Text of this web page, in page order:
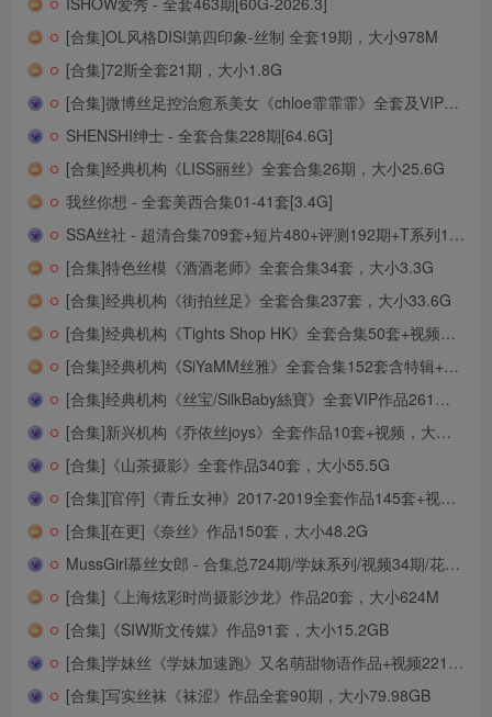
[合集]OL风格DISI第四印象-丝制 全套19期，大小978M
[合集]72斯全套21期，大小1.8G
[合集]微博丝足控治愈系美女《chloe霏霏霏》全套及VIP视频，大小16.9G
SHENSHI绅士 - 全套合集228期[64.6G]
[合集]经典机构《LISS丽丝》全套合集26期，大小25.6G
我丝你想 - 全套美西合集01-41套[3.4G]
SSA丝社 - 超清合集709套+短片480+评测192期+T系列120期(4K视频)[1982G-2025.10]
[合集]特色丝模《酒酒老师》全套合集34套，大小3.3G
[合集]经典机构《街拍丝足》全套合集237套，大小33.6G
[合集]经典机构《Tights Shop HK》全套合集50套+视频，大小4.19G
[合集]经典机构《SiYaMM丝雅》全套合集152套含特辑+视频，大小11.6G
[合集]经典机构《丝宝/SilkBaby絲寶》全套VIP作品261套含非常VIP/定制+视频，大小15.2G
[合集]新兴机构《乔依丝joys》全套作品10套+视频，大小7.17G
[合集]《山茶摄影》全套作品340套，大小55.5G
[合集][官停]《青丘女神》2017-2019全套作品145套+视频，大小33.2G
[合集][在更]《奈丝》作品150套，大小48.2G
MussGirl慕丝女郎 - 合集总724期/学妹系列/视频34期/花絮209期[475G-2026.4]
[合集]《上海炫彩时尚摄影沙龙》作品20套，大小624M
[合集]《SIW斯文传媒》作品91套，大小15.2GB
[合集]学妹丝《学妹加速跑》又名萌甜物语作品+视频221套，大小85.8GB
[合集]写实丝袜《袜涩》作品全套90期，大小79.98GB